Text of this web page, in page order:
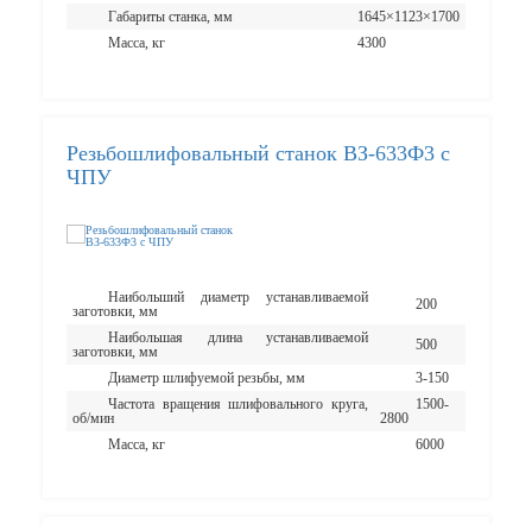
Габариты станка, мм
1645×1123×1700
Масса, кг
4300
Резьбошлифовальный станок ВЗ-633Ф3 с
ЧПУ
Наибольший диаметр устанавливаемой
заготовки, мм
200
Наибольшая длина устанавливаемой
заготовки, мм
500
Диаметр шлифуемой резьбы, мм
3-150
Частота вращения шлифовального круга,
об/мин
1500-
2800
Масса, кг
6000